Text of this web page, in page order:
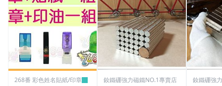
268番 彩色姓名貼紙/印章 釹鐵硼強力磁鐵NO.1專賣店 釹鐵硼強